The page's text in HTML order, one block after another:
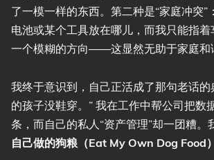
了一模一样的东西。第二种是“家庭冲突”
电池或某个工具放在哪儿，而我只能指
一个模糊的方向——这显然无助于家庭和
我终于意识到，自己正活成了那句老话的
的孩子没鞋穿。” 我在工作中帮公司把数
条，而自己的私人“资产管理”却一团糟。
自己做的狗粮（Eat My Own Dog Food）